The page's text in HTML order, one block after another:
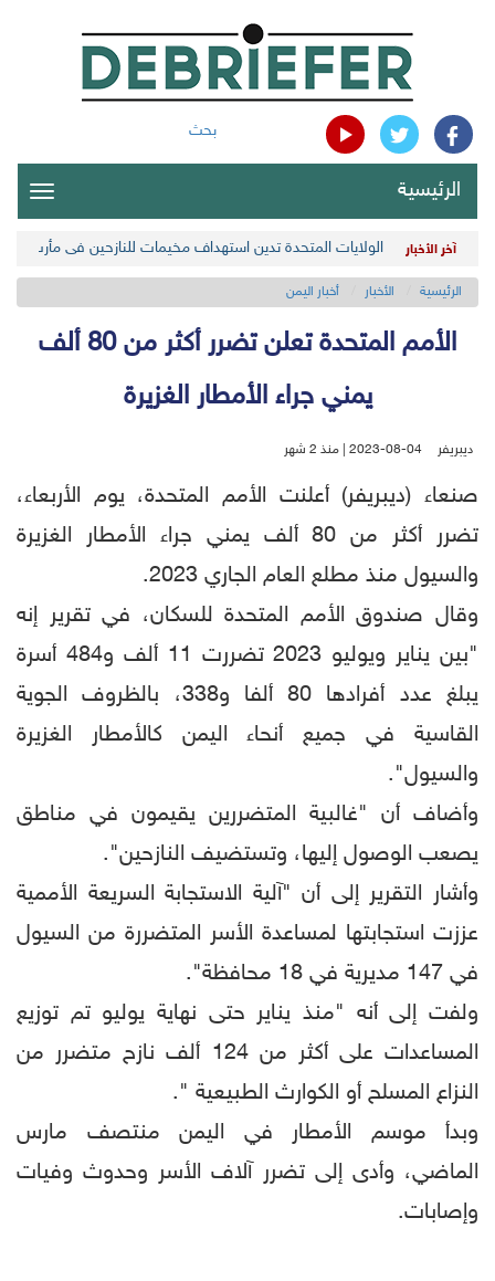
بحث
الرئيسية
آخر الأخبار الولايات المتحدة تدين استهداف مخيمات للنازحين في مأرب
الرئيسية الأخبار أخبار اليمن
الأمم المتحدة تعلن تضرر أكثر من 80 ألف
يمني جراء الأمطار الغزيرة
ديبريفر 2023-08-04 | منذ 2 شهر
صنعاء (ديبريفر) أعلنت الأمم المتحدة، يوم الأربعاء،
تضرر أكثر من 80 ألف يمني جراء الأمطار الغزيرة
والسيول منذ مطلع العام الجاري 2023.
وقال صندوق الأمم المتحدة للسكان، في تقرير إنه
"بين يناير ويوليو 2023 تضررت 11 ألف و484 أسرة
يبلغ عدد أفرادها 80 ألفا و338، بالظروف الجوية
القاسية في جميع أنحاء اليمن كالأمطار الغزيرة
والسيول".
وأضاف أن "غالبية المتضررين يقيمون في مناطق
يصعب الوصول إليها، وتستضيف النازحين".
وأشار التقرير إلى أن "آلية الاستجابة السريعة الأممية
عززت استجابتها لمساعدة الأسر المتضررة من السيول
في 147 مديرية في 18 محافظة".
ولفت إلى أنه "منذ يناير حتى نهاية يوليو تم توزيع
المساعدات على أكثر من 124 ألف نازح متضرر من
النزاع المسلح أو الكوارث الطبيعية ".
وبدأ موسم الأمطار في اليمن منتصف مارس
الماضي، وأدى إلى تضرر آلاف الأسر وحدوث وفيات
وإصابات.